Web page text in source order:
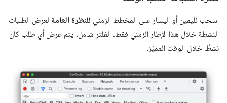
اسحب لليمين أو اليسار على المخطط الزمني للنظرة العامة لعرض الطلبات
النشطة خلال هذا الإطار الزمني فقط. الفلتر شامل. يتم عرض أي طلب كان
نشطًا خلال الوقت المميّز.